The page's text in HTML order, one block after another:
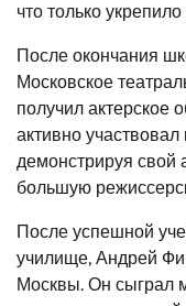
что только
После окончания
Московское
получил актерское
активно участвовал
демонстрируя свой
большую
После успешной
училище, Андрей
Москвы. Он сыграл